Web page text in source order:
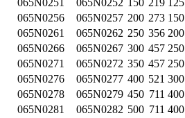
065N0251
065N0252 150 219 125
065N0256
065N0257 200 273 150
065N0261
065N0262 250 356 200
065N0266
065N0267 300 457 250
065N0271
065N0272 350 457 250
065N0276
065N0277 400 521 300
065N0278
065N0279 450 711 400
065N0281
065N0282 500 711 400